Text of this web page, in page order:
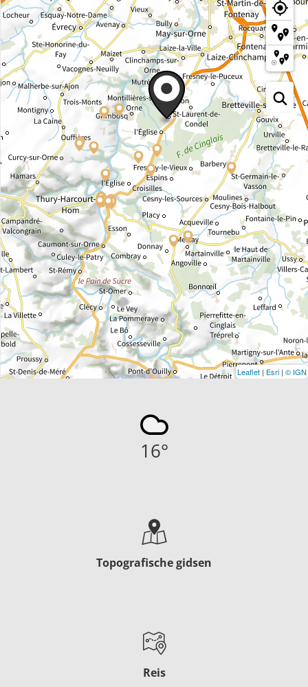
Leaflet | Esri | © IGN
16°
Topografische gidsen
Reis